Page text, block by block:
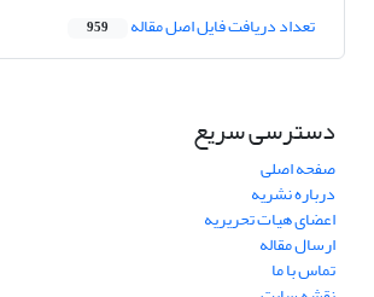
تعداد دریافت فایل اصل مقاله 959
دسترسی سریع
صفحه اصلی
درباره نشریه
اعضای هیات تحریریه
ارسال مقاله
تماس با ما